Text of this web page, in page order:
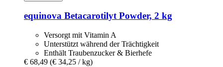
equinova Betacarotilyt Powder, 2 kg
Versorgt mit Vitamin A
Unterstützt während der Trächtigkeit
Enthält Traubenzucker & Bierhefe
€ 68,49 (€ 34,25 / kg)